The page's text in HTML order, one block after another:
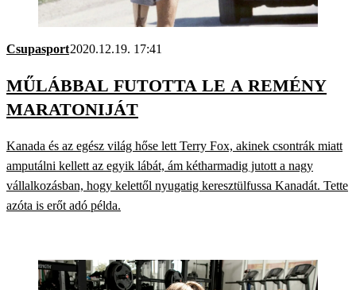
Csupasport2020.12.19. 17:41
MŰLÁBBAL FUTOTTA LE A REMÉNY
MARATONIJÁT
Kanada és az egész világ hőse lett Terry Fox, akinek csontrák miatt
amputálni kellett az egyik lábát, ám kétharmadig jutott a nagy
vállalkozásban, hogy kelettől nyugatig keresztülfussa Kanadát. Tette
azóta is erőt adó példa.